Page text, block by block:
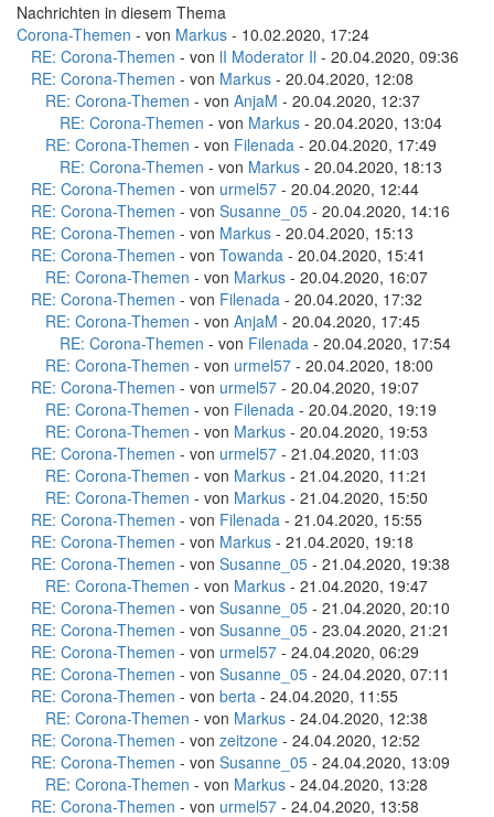
Nachrichten in diesem Thema
Corona-Themen - von Markus - 10.02.2020, 17:24
RE: Corona-Themen - von lI Moderator Il - 20.04.2020, 09:36
RE: Corona-Themen - von Markus - 20.04.2020, 12:08
RE: Corona-Themen - von AnjaM - 20.04.2020, 12:37
RE: Corona-Themen - von Markus - 20.04.2020, 13:04
RE: Corona-Themen - von Filenada - 20.04.2020, 17:49
RE: Corona-Themen - von Markus - 20.04.2020, 18:13
RE: Corona-Themen - von urmel57 - 20.04.2020, 12:44
RE: Corona-Themen - von Susanne_05 - 20.04.2020, 14:16
RE: Corona-Themen - von Markus - 20.04.2020, 15:13
RE: Corona-Themen - von Towanda - 20.04.2020, 15:41
RE: Corona-Themen - von Markus - 20.04.2020, 16:07
RE: Corona-Themen - von Filenada - 20.04.2020, 17:32
RE: Corona-Themen - von AnjaM - 20.04.2020, 17:45
RE: Corona-Themen - von Filenada - 20.04.2020, 17:54
RE: Corona-Themen - von urmel57 - 20.04.2020, 18:00
RE: Corona-Themen - von urmel57 - 20.04.2020, 19:07
RE: Corona-Themen - von Filenada - 20.04.2020, 19:19
RE: Corona-Themen - von Markus - 20.04.2020, 19:53
RE: Corona-Themen - von urmel57 - 21.04.2020, 11:03
RE: Corona-Themen - von Markus - 21.04.2020, 11:21
RE: Corona-Themen - von Markus - 21.04.2020, 15:50
RE: Corona-Themen - von Filenada - 21.04.2020, 15:55
RE: Corona-Themen - von Markus - 21.04.2020, 19:18
RE: Corona-Themen - von Susanne_05 - 21.04.2020, 19:38
RE: Corona-Themen - von Markus - 21.04.2020, 19:47
RE: Corona-Themen - von Susanne_05 - 21.04.2020, 20:10
RE: Corona-Themen - von Susanne_05 - 23.04.2020, 21:21
RE: Corona-Themen - von urmel57 - 24.04.2020, 06:29
RE: Corona-Themen - von Susanne_05 - 24.04.2020, 07:11
RE: Corona-Themen - von berta - 24.04.2020, 11:55
RE: Corona-Themen - von Markus - 24.04.2020, 12:38
RE: Corona-Themen - von zeitzone - 24.04.2020, 12:52
RE: Corona-Themen - von Susanne_05 - 24.04.2020, 13:09
RE: Corona-Themen - von Markus - 24.04.2020, 13:28
RE: Corona-Themen - von urmel57 - 24.04.2020, 13:58